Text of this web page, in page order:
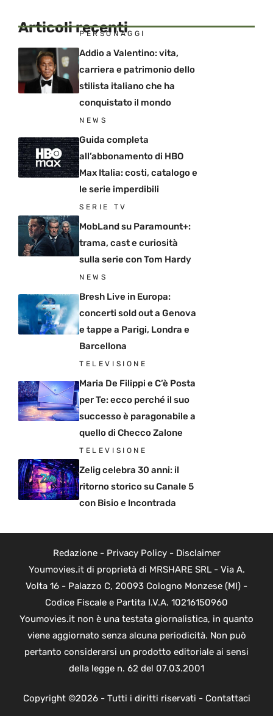
Articoli recenti
PERSONAGGI
Addio a Valentino: vita,
carriera e patrimonio dello
stilista italiano che ha
conquistato il mondo
NEWS
Guida completa
all’abbonamento di HBO
Max Italia: costi, catalogo e
le serie imperdibili
SERIE TV
MobLand su Paramount+:
trama, cast e curiosità
sulla serie con Tom Hardy
NEWS
Bresh Live in Europa:
concerti sold out a Genova
e tappe a Parigi, Londra e
Barcellona
TELEVISIONE
Maria De Filippi e C’è Posta
per Te: ecco perché il suo
successo è paragonabile a
quello di Checco Zalone
TELEVISIONE
Zelig celebra 30 anni: il
ritorno storico su Canale 5
con Bisio e Incontrada
Redazione- Privacy Policy- Disclaimer
Youmovies.it di proprietà di MRSHARE SRL - Via A.
Volta 16 - Palazzo C, 20093 Cologno Monzese (MI) -
Codice Fiscale e Partita I.V.A. 10216150960
Youmovies.it non è una testata giornalistica, in quanto
viene aggiornato senza alcuna periodicità. Non può
pertanto considerarsi un prodotto editoriale ai sensi
della legge n. 62 del 07.03.2001
Copyright ©2026 - Tutti i diritti riservati - Contattaci